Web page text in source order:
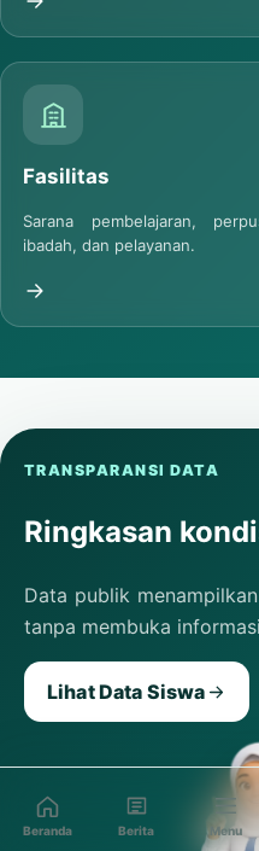
Fasilitas
Sarana pembelajaran,
ibadah, dan pelayanan.
TRANSPARANSI DATA
Ringkasan
Data publik
tanpa membuka
Lihat Data Siswa
Beranda Berita Menu